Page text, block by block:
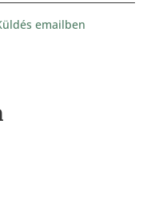
emailben